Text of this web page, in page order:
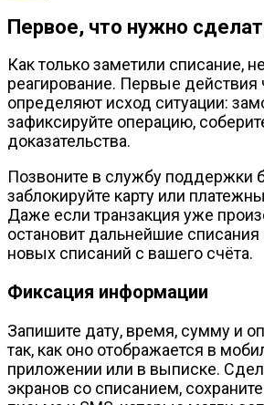
Первое, что нужно
Как только заметили списание,
реагирование. Первые действия
определяют исход ситуации:
зафиксируйте операцию,
доказательства.
Позвоните в службу поддержки
заблокируйте карту или
Даже если транзакция уже
остановит дальнейшие
новых списаний с вашего счёта.
Фиксация информации
Запишите дату, время, сумму и
так, как оно отображается в
приложении или в выписке.
экранов со списанием,